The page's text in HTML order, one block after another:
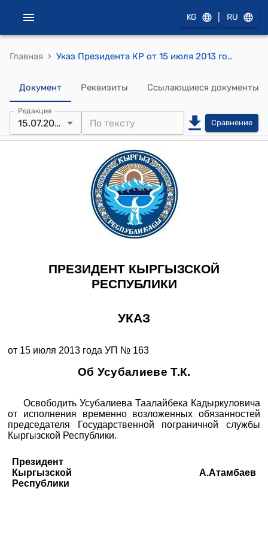
KG RU
Главная › Указ Президента КР от 15 июля 2013 года УП № 163 "Об Усубалиеве Т.К."
Документ Реквизиты Ссылающиеся документы
Редакция
15.07.2013 Сравнение